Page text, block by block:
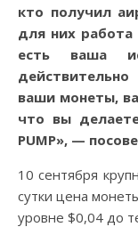
кто получил
для них
есть ваша
ваши монеты,
что вы
PUMP», —
10 сентября
сутки цена
уровне $0,04 до